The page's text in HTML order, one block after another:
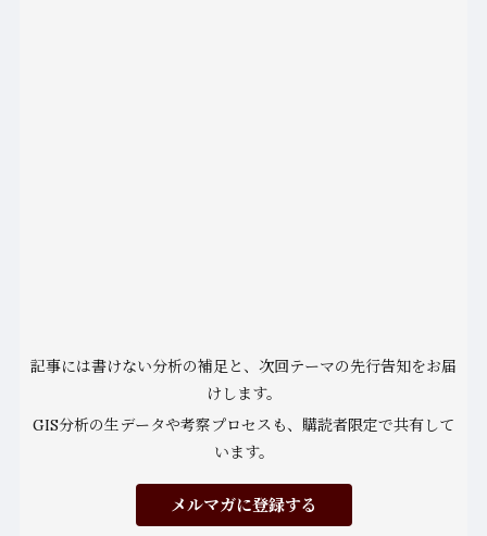
記事には書けない分析の補足と、次回テーマの先行告知をお届
けします。
GIS分析の生データや考察プロセスも、購読者限定で共有して
います。
メルマガに登録する